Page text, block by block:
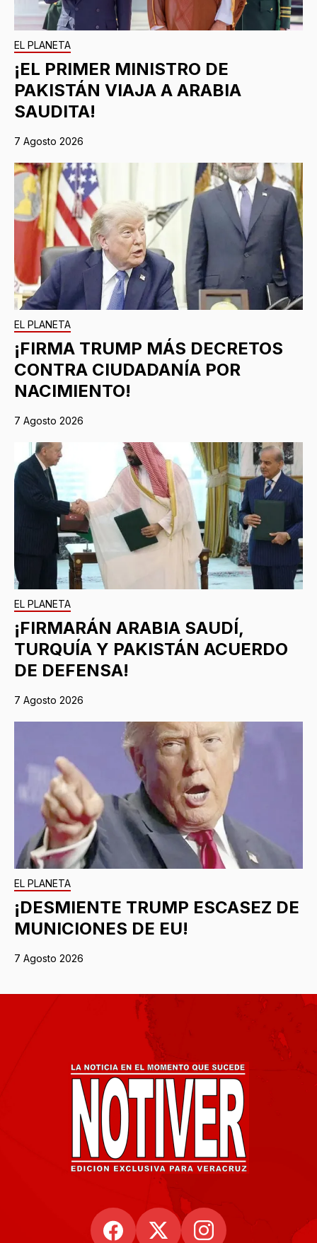
EL PLANETA
¡EL PRIMER MINISTRO DE
PAKISTÁN VIAJA A ARABIA
SAUDITA!
7 Agosto 2026
EL PLANETA
¡FIRMA TRUMP MÁS DECRETOS
CONTRA CIUDADANÍA POR
NACIMIENTO!
7 Agosto 2026
EL PLANETA
¡FIRMARÁN ARABIA SAUDÍ,
TURQUÍA Y PAKISTÁN ACUERDO
DE DEFENSA!
7 Agosto 2026
EL PLANETA
¡DESMIENTE TRUMP ESCASEZ DE
MUNICIONES DE EU!
7 Agosto 2026